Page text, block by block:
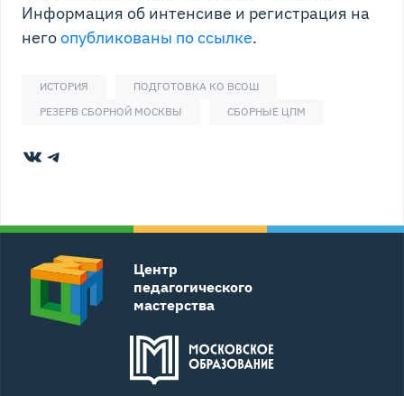
Информация об интенсиве и регистрация на
негоопубликованы по ссылке.
ИСТОРИЯ
ПОДГОТОВКА КО ВСОШ
РЕЗЕРВ СБОРНОЙ МОСКВЫ
СБОРНЫЕ ЦПМ
ВКонтакте
Telegram
Центр
педагогического
мастерства